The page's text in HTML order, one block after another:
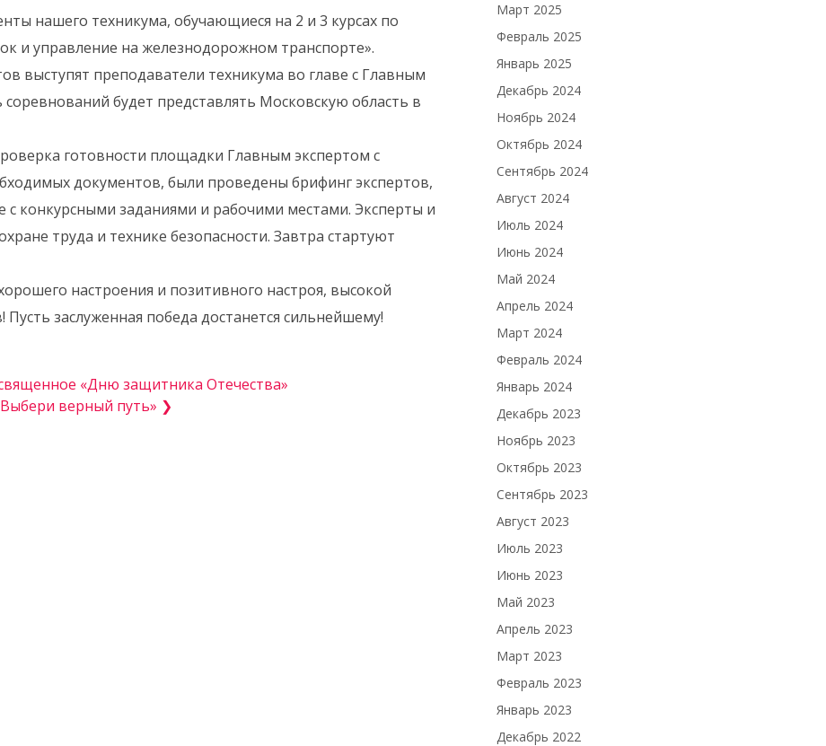
нашего техникума, обучающиеся на 2 и 3 курсах по
и управление на железнодорожном транспорте».
выступят преподаватели техникума во главе с Главным
будет представлять Московскую область в
готовности площадки Главным экспертом с
документов, были проведены брифинг экспертов,
с конкурсными заданиями и рабочими местами. Эксперты и
труда и технике безопасности. Завтра стартуют
настроения и позитивного настроя, высокой
заслуженная победа достанется сильнейшему!
«Дню защитника Отечества»
верный путь» ❯
Март 2025
Февраль 2025
Январь 2025
Декабрь 2024
Ноябрь 2024
Октябрь 2024
Сентябрь 2024
Август 2024
Июль 2024
Июнь 2024
Май 2024
Апрель 2024
Март 2024
Февраль 2024
Январь 2024
Декабрь 2023
Ноябрь 2023
Октябрь 2023
Сентябрь 2023
Август 2023
Июль 2023
Июнь 2023
Май 2023
Апрель 2023
Март 2023
Февраль 2023
Январь 2023
Декабрь 2022